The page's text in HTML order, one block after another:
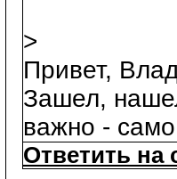
>
Привет,
Зашел,
важно -
Ответить на